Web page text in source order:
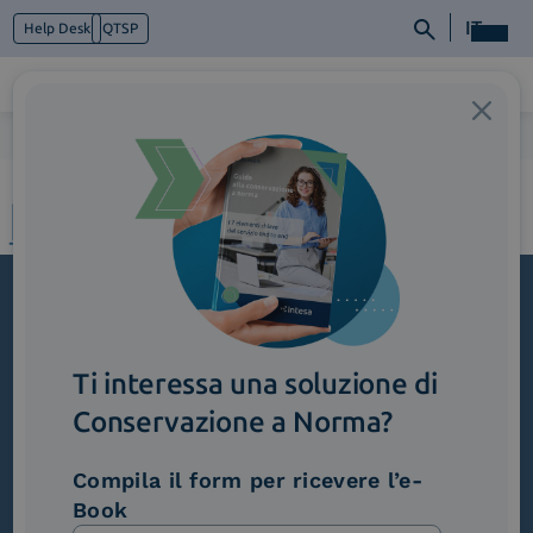
Help Desk QTSP IT
Cosa facciamo
2_CasiUso_PubblicaAmministrazione
Iscriviti alla newsletter
Novità, iniziative ed eventi dal mondo della
trasformazione digitale.
Ti interessa una soluzione di
Conservazione a Norma?
Compila il form per ricevere l’e-
Book